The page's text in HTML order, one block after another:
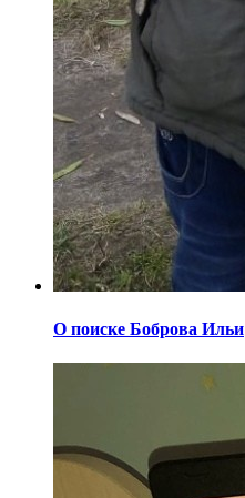
О поиске Боброва Ильи